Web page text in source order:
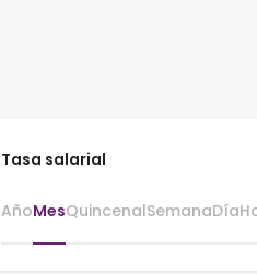
Tasa salarial
AñoMesQuincenalSemanaDía